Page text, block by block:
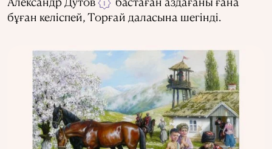
1
бұған келіспей, Торғай даласына шегінді.